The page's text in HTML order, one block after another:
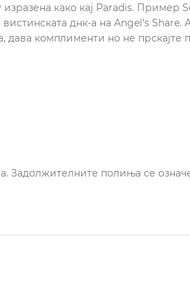
како кај Paradis.
днк-а на Angel’s
дава комплименти но не прскајте
Задолжителните полиња се